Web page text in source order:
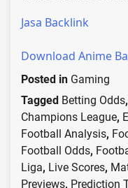
Jasa Backlink
Download Anime
Posted in Gaming
Tagged Betting Odds,
Champions League,
Football Analysis,
Football Odds,
Liga, Live Scores,
Previews, Prediction